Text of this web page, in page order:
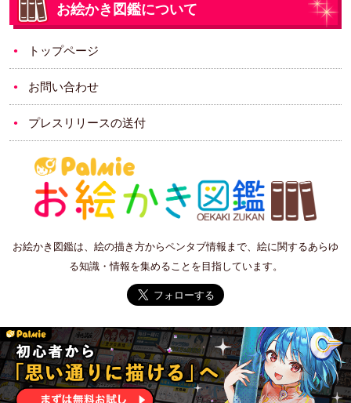
お絵かき図鑑について
トップページ
お問い合わせ
プレスリリースの送付
お絵かき図鑑は、絵の描き方からペンタブ情報まで、絵に関するあらゆ
る知識・情報を集めることを目指しています。